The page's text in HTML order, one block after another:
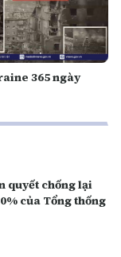
365 ngày
quyết chống lại
của Tổng thống